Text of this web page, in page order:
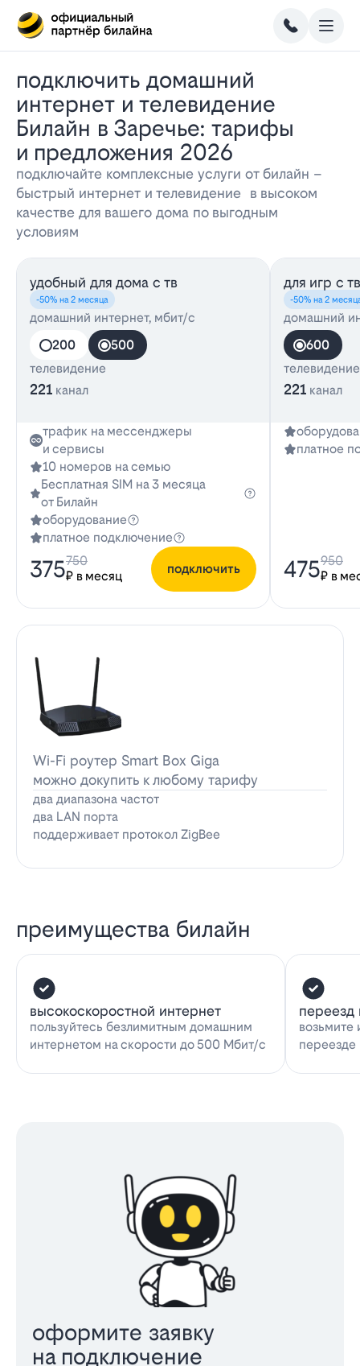
Подключить домашний
интернет и телевидение
Билайн в Заречье: тарифы
и предложения 2026
подключайте комплексные услуги от билайн –
быстрый интернет и телевидение в высоком
качестве для вашего дома по выгодным
условиям
удобный для дома с тв
-50% на 2 месяца
домашний интернет, мбит/с
200
500
телевидение
221 канал
трафик на мессенджеры
и сервисы
10 номеров на семью
Бесплатная SIM на 3 месяца
от Билайн
оборудование
платное подключение
375₽ в месяц
750
подключить
для игр с тв
-50% на 2
домашний
600
телевидение
221 канал
платное
475₽ в
950
Wi-Fi роутер Smart Box Giga
можно докупить к любому тарифу
два диапазона частот
два LAN порта
поддерживает протокол ZigBee
преимущества билайн
высокоскоростной интернет
пользуйтесь безлимитным домашним
интернетом на скорости до 500 Мбит/с
переезд
возьмите
переезде
оформите заявку
на подключение